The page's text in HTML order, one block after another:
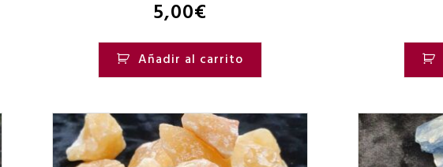
5,00€
Añadir al carrito